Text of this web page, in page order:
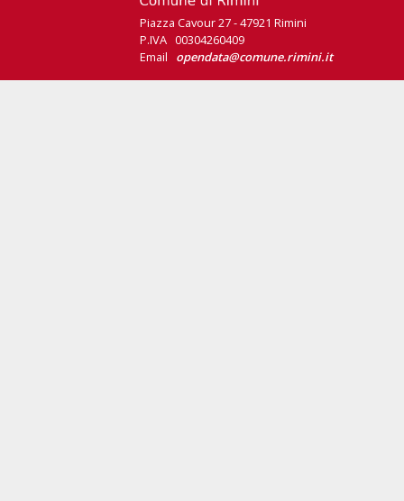
Piazza Cavour 27 - 47921 Rimini
P.IVA 00304260409
Email opendata@comune.rimini.it